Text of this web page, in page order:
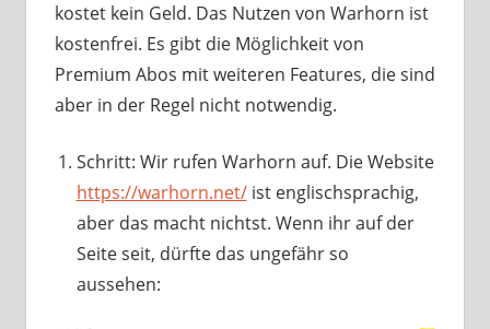
kostet kein Geld. Das Nutzen von Warhorn ist
kostenfrei. Es gibt die Möglichkeit von
Premium Abos mit weiteren Features, die sind
aber in der Regel nicht notwendig.
Schritt: Wir rufen Warhorn auf. Die Website
https://warhorn.net/ist englischsprachig,
aber das macht nichtst. Wenn ihr auf der
Seite seit, dürfte das ungefähr so
aussehen: